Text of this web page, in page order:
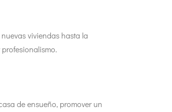
viviendas hasta la
de ensueño, promover un